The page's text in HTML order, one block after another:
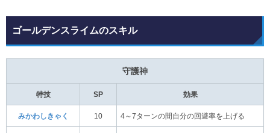
ゴールデンスライムのスキル
守護神
特技 SP 効果
みかわしきゃく 10 4～7ターンの間自分の回避率を上げる